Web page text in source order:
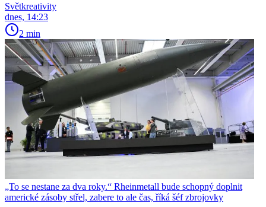
Světkreativity
dnes, 14:23
2 min
„To se nestane za dva roky.“ Rheinmetall bude schopný doplnit
americké zásoby střel, zabere to ale čas, říká šéf zbrojovky